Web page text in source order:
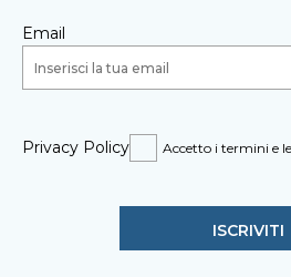
Email
Privacy Policy Accetto i termini e